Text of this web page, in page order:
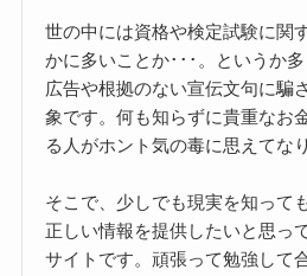
世の中には資格や検定試験に関
かに多いことか･･･。というか
広告や根拠のない宣伝文句に騙
象です。何も知らずに貴重なお
る人がホント気の毒に思えてな
そこで、少しでも現実を知って
正しい情報を提供したいと思っ
サイトです。頑張って勉強して